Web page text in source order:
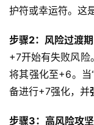
护符或幸运符。这
步骤2：风险过渡期
+7开始有失败风险
将其强化至+6。当
备进行+7强化，并
步骤3：高风险攻